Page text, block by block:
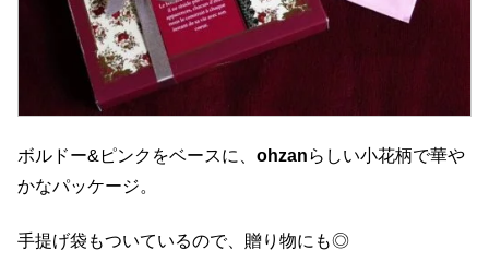
ボルドー&ピンクをベースに、 ohzanらしい小花柄で華や
かなパッケージ。
手提げ袋もついているので、贈り物にも◎